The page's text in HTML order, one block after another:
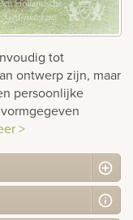
tot
ontwerp zijn, maar
persoonlijke
>